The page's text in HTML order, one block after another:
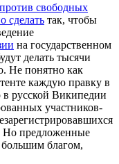
свободных
сделать так, чтобы
на государственном
делать тысячи
Не понятно как
каждую правку в
русской Википедии
участников-
Но предложенные
благом,